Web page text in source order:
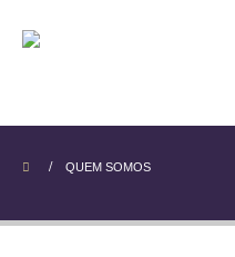
QUEM SOMOS